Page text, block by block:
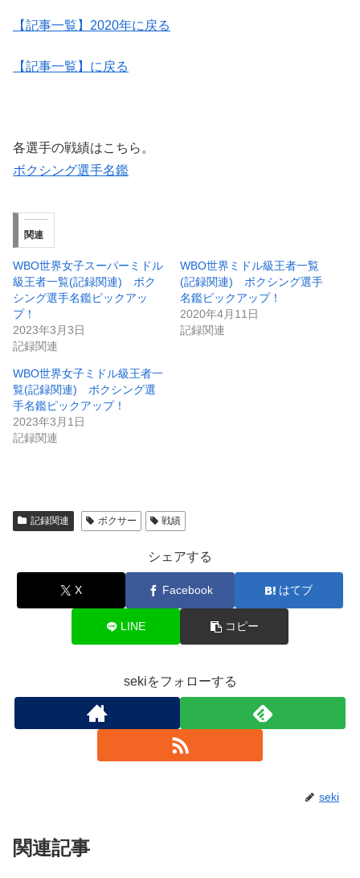
【記事一覧】2020年に戻る
【記事一覧】に戻る
各選手の戦績はこちら。
ボクシング選手名鑑
関連
WBO世界女子スーパーミドル
級王者一覧(記録関連) ボク
シング選手名鑑ピックアッ
プ！
2023年3月3日
記録関連
WBO世界ミドル級王者一覧
(記録関連) ボクシング選手
名鑑ピックアップ！
2020年4月11日
記録関連
WBO世界女子ミドル級王者一
覧(記録関連) ボクシング選
手名鑑ピックアップ！
2023年3月1日
記録関連
記録関連 ボクサー 戦績
シェアする
X Facebook はてブ
LINE コピー
sekiをフォローする
seki
関連記事